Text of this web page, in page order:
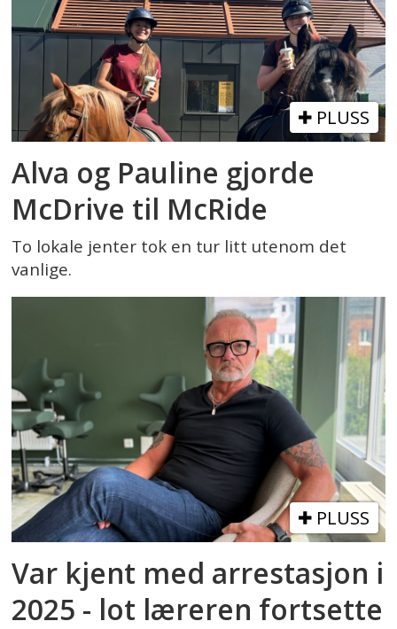
PLUSS
Alva og Pauline gjorde
McDrive til McRide
To lokale jenter tok en tur litt utenom det
vanlige.
PLUSS
Var kjent med arrestasjon i
2025 - lot læreren fortsette